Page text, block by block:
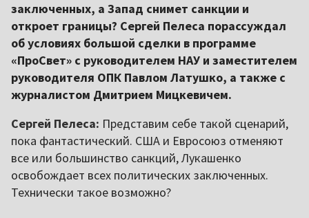
заключенных, а Запад снимет санкции и
откроет границы? Сергей Пелеса порассуждал
об условиях большой сделки в программе
«ПроСвет» с руководителем НАУ и заместителем
руководителя ОПК Павлом Латушко, а также с
журналистом Дмитрием Мицкевичем.
Сергей Пелеса: Представим себе такой сценарий,
пока фантастический. США и Евросоюз отменяют
все или большинство санкций, Лукашенко
освобождает всех политических заключенных.
Технически такое возможно?